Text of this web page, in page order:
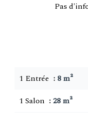
Pas
1 Entrée
8 m²
1 Salon
28 m²